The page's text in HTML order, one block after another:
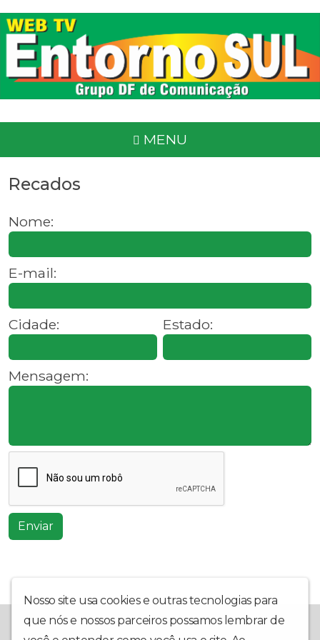
MENU
Recados
Nome:
E-mail:
Cidade: Estado:
Mensagem:
Enviar
Nosso site usa cookies e outras tecnologias para
que nós e nossos parceiros possamos lembrar de
Mais do que um retrato fiel dos fatos, a ENTORNO SUL WEB TV